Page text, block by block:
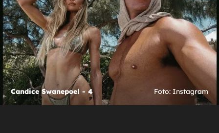
Candice Swanepoel - 4 Foto: Instagram